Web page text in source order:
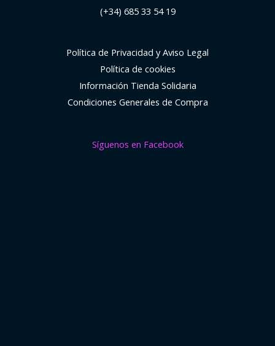
(+34) 685 33 54 19
Política de Privacidad y Aviso Legal
Política de cookies
Información Tienda Solidaria
Condiciones Generales de Compra
Síguenos en Facebook